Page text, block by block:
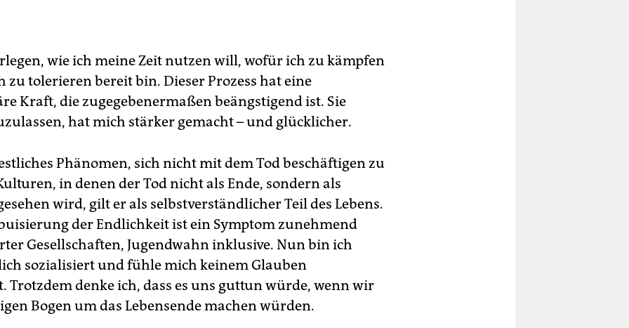
wie ich meine Zeit nutzen will, wofür ich zu kämpfen
zu tolerieren bereit bin. Dieser Prozess hat eine
Kraft, die zugegebenermaßen beängstigend ist. Sie
hat mich stärker gemacht – und glücklicher.
Phänomen, sich nicht mit dem Tod beschäftigen zu
in denen der Tod nicht als Ende, sondern als
wird, gilt er als selbstverständlicher Teil des Lebens.
der Endlichkeit ist ein Symptom zunehmend
Gesellschaften, Jugendwahn inklusive. Nun bin ich
sozialisiert und fühle mich keinem Glauben
Trotzdem denke ich, dass es uns guttun würde, wenn wir
Bogen um das Lebensende machen würden.